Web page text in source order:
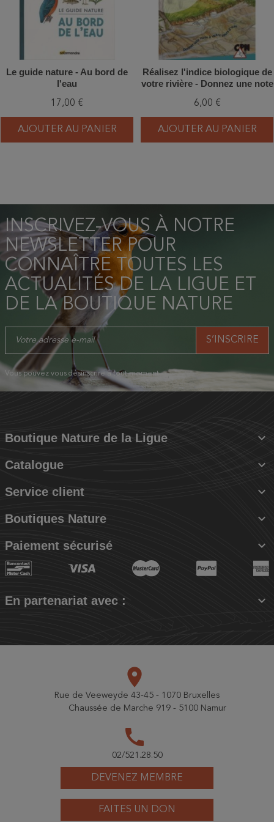
Le guide nature - Au bord de
l'eau
17,00 €
AJOUTER AU PANIER
Réalisez l'indice biologique de
votre rivière - Donnez une note
6,00 €
AJOUTER AU PANIER
INSCRIVEZ-VOUS À NOTRE
NEWSLETTER POUR
CONNAÎTRE TOUTES LES
ACTUALITÉS DE LA LIGUE ET
DE LA BOUTIQUE NATURE
Vous pouvez vous désinscrire à tout moment.
Boutique Nature de la Ligue 
Catalogue 
Service client 
Boutiques Nature 
Paiement sécurisé 
En partenariat avec : 
DEVENEZ MEMBRE
FAITES UN DON
place
Rue de Veeweyde 43-45 - 1070 Bruxelles
Chaussée de Marche 919 - 5100 Namur
call
02/521.28.50